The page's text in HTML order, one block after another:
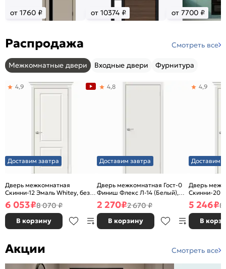
от 1760 ₽ от 10374 ₽ от 7700 ₽
Распродажа Смотреть все
Межкомнатные двери Входные двери Фурнитура
Доставим завтра
Дверь межкомнатная
Скинни-12 Эмаль Whitey, без
декора, глухая, без стекла,
без кромки, скиновая
4,9
6 053₽8 070 ₽
В корзину
Доставим завтра
Дверь межкомнатная Гост-0
Финиш Флекс Л-14 (Белый),
глухая, каркасно-щитовая
4,8
2 270₽2 670 ₽
В корзину
Доставим
Дверь
Скинни-20
декора,
без кромки,
4,9
5 246₽8
В
Акции Смотреть все